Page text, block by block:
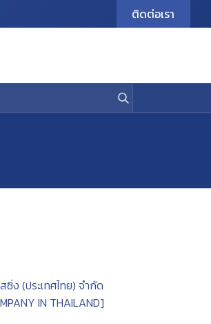
ติดต่อเรา
ง (ประเทศไทย) จำกัด
IN THAILAND]